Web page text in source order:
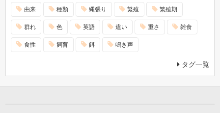
由来 種類 縄張り 繁殖 繁殖期
群れ 色 英語 違い 重さ 雑食
食性 飼育 餌 鳴き声
タグ一覧